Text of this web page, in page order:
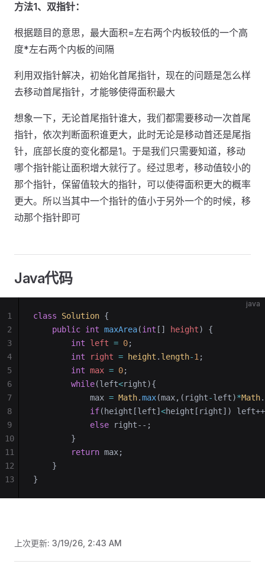
方法1、双指针：
根据题目的意思，最大面积=左右两个内板较低的一个高
度*左右两个内板的间隔
利用双指针解决，初始化首尾指针，现在的问题是怎么样
去移动首尾指针，才能够使得面积最大
想象一下，无论首尾指针谁大，我们都需要移动一次首尾
指针，依次判断面积谁更大，此时无论是移动首还是尾指
针，底部长度的变化都是1。于是我们只需要知道，移动
哪个指针能让面积增大就行了。经过思考，移动值较小的
那个指针，保留值较大的指针，可以使得面积更大的概率
更大。所以当其中一个指针的值小于另外一个的时候，移
动那个指针即可
Java代码
java
class Solution {
    public
int maxArea(int [] height)
{
        int
left = 0;
        int
right = height . length-1 ;
        int
max = 0;
        while
(left<right){
            max
= Math.max(max,(right-left)*Math.
            if
(height[left] <height[right])
            else
right--;
        }
        return
max;
    }
}
1
2
3
4
5
6
7
8
9
10
11
12
13
上次更新: 3/19/26, 2:43 AM